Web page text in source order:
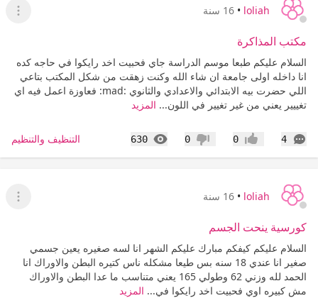
loliah
• 16 سنة
عرض
مكتب المذاكرة
السلام عليكم طبعا موسم الدراسة جاي فحبيت اخد رايكوا في حاجه كده
انا داخله اولى جامعة ان شاء الله وكنت زهقت من شكل المكتب بتاعي
اللي حضرت بيه الابتدائي والاعدادي والثانوي :mad: فعاوزة اعمل فيه اي
تغييير يعني من غير تغيير في اللون... المزيد
4
التعليقات إعجاب0 عدم إعجاب
0
630
المشاهدات التنظيف والتنظيم
loliah
• 16 سنة
عرض
كورسية ينحت الجسم
السلام عليكم كيفكم مبارك عليكم الشهر انا لسه صغيره يعين جسمي
صغير انا عندي 18 سنه بس طيعا مشكله ناس كتيره البطن والاوراك انا
الحمد لله وزني 62 وطولي 165 يعني متناسب ما عدا البطن والاوراك
مش كبيره اوي فحبيت اخد رايكوا في... المزيد